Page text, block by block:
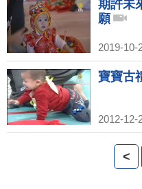
期許未
願
2019-10-
寶寶古
2012-12-
<